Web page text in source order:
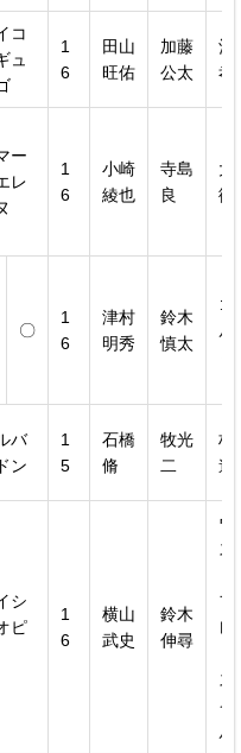
コ
ュ
1
6
田山
旺佑
加藤
公太
酒
孝
ー
レ
1
6
小崎
綾也
寺島
良
大
徹
〇
1
6
津村
明秀
鈴木
慎太
ゴ
ル
バ
ン
1
5
石橋
脩
牧光
二
林
道
シ
ピ
1
6
横山
武史
鈴木
伸尋
ウ
ス
フ
レ
ス
イ
ル